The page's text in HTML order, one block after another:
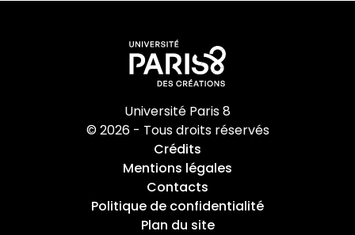
Le LER sur Vimeo
Université Paris 8
© 2026 - Tous droits réservés
Crédits
Mentions légales
Contacts
Politique de confidentialité
Plan du site